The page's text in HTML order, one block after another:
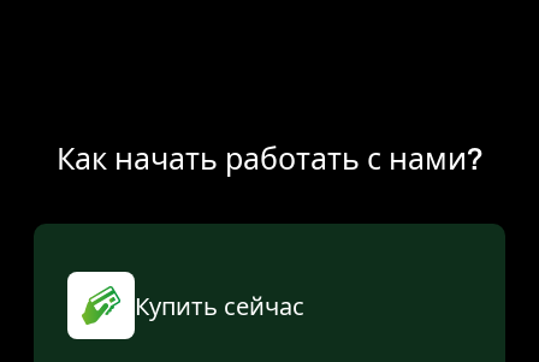
Как начать работать с нами?
Купить сейчас